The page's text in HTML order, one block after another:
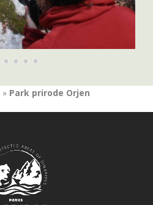
» Park prirode Orjen